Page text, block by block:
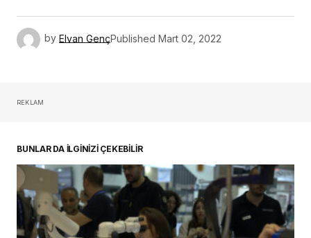
by Elvan GençPublished Mart 02, 2022
REKLAM
BUNLAR DA İLGİNİZİ ÇEKEBİLİR